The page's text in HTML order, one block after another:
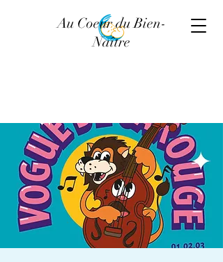
Au Coeur du Bien-
Naître